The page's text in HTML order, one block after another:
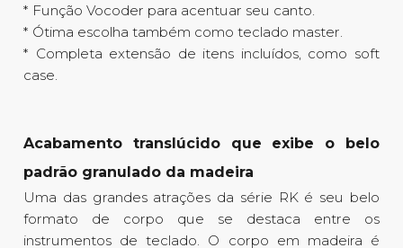
* Função Vocoder para acentuar seu canto.
* Ótima escolha também como teclado master.
* Completa extensão de itens incluídos, como soft
case.
Acabamento translúcido que exibe o belo
padrão granulado da madeira
Uma das grandes atrações da série RK é seu belo
formato de corpo que se destaca entre os
instrumentos de teclado. O corpo em madeira é